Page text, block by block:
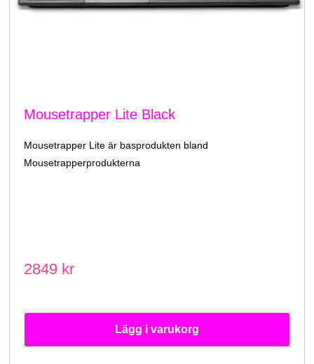
Mousetrapper Lite Black
Mousetrapper Lite är basprodukten bland
Mousetrapperprodukterna
2849 kr
Lägg i varukorg